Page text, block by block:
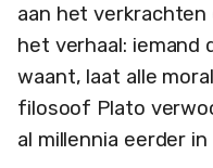
aan het verkrachten
het verhaal: iemand
waant, laat alle
filosoof Plato
al millennia eerder in